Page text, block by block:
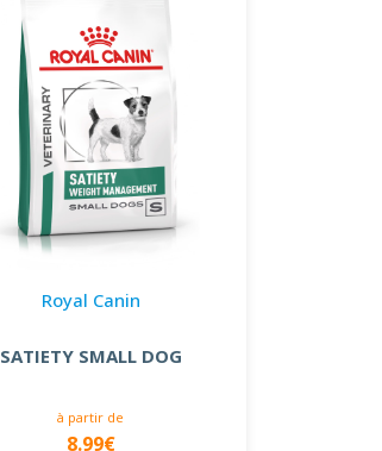
Royal Canin
SATIETY SMALL DOG
à partir de
8.99€